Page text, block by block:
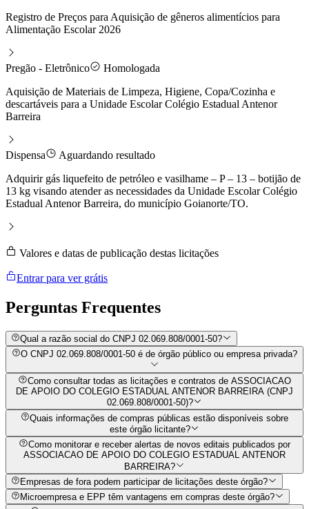
Registro de Preços para Aquisição de gêneros alimentícios para
Alimentação Escolar 2026
Pregão - Eletrônico
Homologada
Aquisição de Materiais de Limpeza, Higiene, Copa/Cozinha e
descartáveis para a Unidade Escolar Colégio Estadual Antenor
Barreira
Dispensa
Aguardando resultado
Adquirir gás liquefeito de petróleo e vasilhame – P – 13 – botijão de
13 kg visando atender as necessidades da Unidade Escolar Colégio
Estadual Antenor Barreira, do município Goianorte/TO.
Valores e datas de publicação destas licitações
Entrar para ver grátis
Perguntas Frequentes
Qual a razão social do CNPJ 02.069.808/0001-50?
O CNPJ 02.069.808/0001-50 é de órgão público ou empresa privada?
Como consultar todas as licitações e contratos de ASSOCIACAO
DE APOIO DO COLEGIO ESTADUAL ANTENOR BARREIRA (CNPJ
02.069.808/0001-50)?
Quais informações de compras públicas estão disponíveis sobre
este órgão licitante?
Como monitorar e receber alertas de novos editais publicados por
ASSOCIACAO DE APOIO DO COLEGIO ESTADUAL ANTENOR
BARREIRA?
Empresas de fora podem participar de licitações deste órgão?
Microempresa e EPP têm vantagens em compras deste órgão?